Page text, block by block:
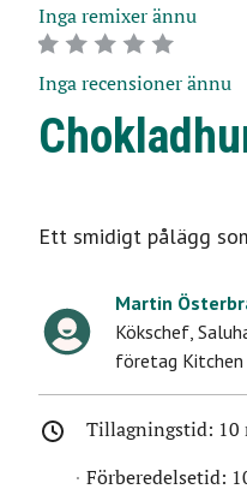
Inga remixer ännu
Inga recensioner ännu
Ett smidigt pålägg
Martin
Kökschef
företag
Tillagningstid: 10
Förberedelsetid: